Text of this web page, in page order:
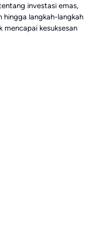
investasi emas,
langkah-langkah
kesuksesan